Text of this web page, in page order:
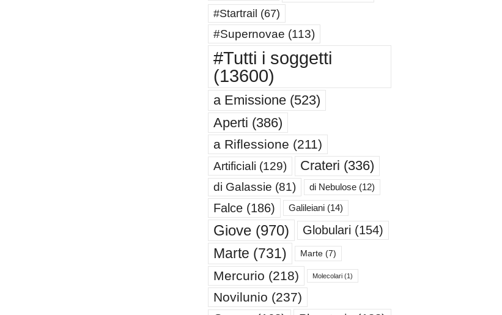
#Startrail (67)
#Supernovae (113)
#Tutti i soggetti
(13600)
a Emissione(523)
Aperti (386)
a Riflessione (211)
Artificiali (129) Crateri (336)
di Galassie (81) di Nebulose(12)
Falce(186) Galileiani(14)
Giove(970) Globulari (154)
Marte (731) Marte(7)
Mercurio (218) Molecolari(1)
Novilunio (237)